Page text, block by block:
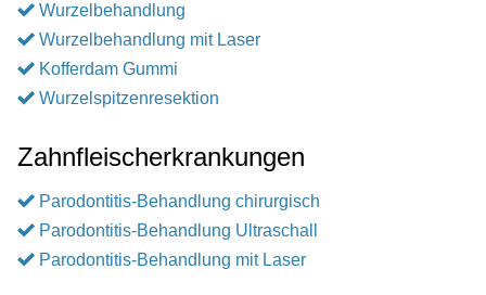
Wurzelbehandlung
Wurzelbehandlung mit Laser
Kofferdam Gummi
Wurzelspitzenresektion
Zahnfleischerkrankungen
Parodontitis-Behandlung chirurgisch
Parodontitis-Behandlung Ultraschall
Parodontitis-Behandlung mit Laser